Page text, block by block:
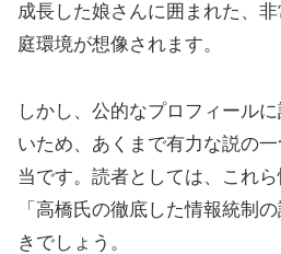
成長した娘さんに囲まれた、
庭環境が想像されます。
しかし、公的なプロフィール
いため、あくまで有力な説の
当です。読者としては、これ
「高橋氏の徹底した情報統制
きでしょう。